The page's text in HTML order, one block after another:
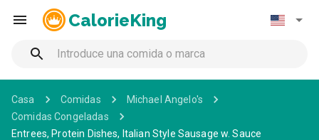
CalorieKing
Casa Comidas
Michael Angelo's
Comidas Congeladas
Entrees, Protein Dishes, Italian Style Sausage w. Sauce